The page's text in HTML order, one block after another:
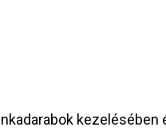
kezelésében